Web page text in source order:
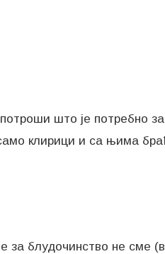
што је потребно
клирици и са њима
блудочинство не сме